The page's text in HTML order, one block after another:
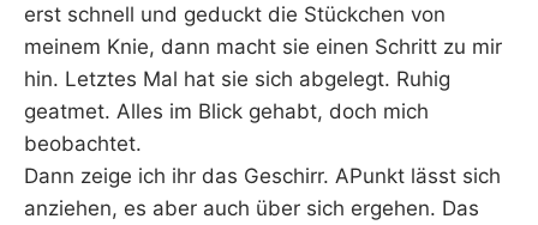
erst schnell und geduckt die Stückchen von
meinem Knie, dann macht sie einen Schritt zu mir
hin. Letztes Mal hat sie sich abgelegt. Ruhig
geatmet. Alles im Blick gehabt, doch mich
beobachtet.
Dann zeige ich ihr das Geschirr. APunkt lässt sich
anziehen, es aber auch über sich ergehen. Das